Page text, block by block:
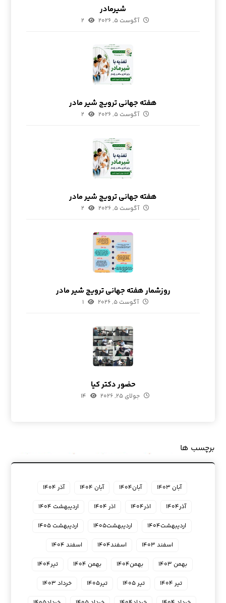
شیرمادر
آگوست ۵, ۲۰۲۶ ۲
هفته جهانی ترویج شیر مادر
آگوست ۵, ۲۰۲۶ ۲
هفته جهانی ترویج شیر مادر
آگوست ۵, ۲۰۲۶ ۲
روزشمار هفته جهانی ترویج شیر مادر
آگوست ۵, ۲۰۲۶ ۱
حضور دکتر کیا
جولای ۲۵, ۲۰۲۶ ۱۴
برچسب ها
آبان ۱۴۰۳ آبان۱۴۰۴ آبان ۱۴۰۴
آذر ۱۴۰۴
آذر۱۴۰۴
اذر۱۴۰۴ اذر ۱۴۰۴
اردیبهشت ۱۴۰۴
اردیبهشت۱۴۰۴
اردیبهشت۱۴۰۵
اردیبهشت ۱۴۰۵
اسفند ۱۴۰۳
اسفند۱۴۰۴
اسفند ۱۴۰۴
بهمن ۱۴۰۳
بهمن۱۴۰۴ بهمن ۱۴۰۴
تیر۱۴۰۴
تیر ۱۴۰۴
تیر ۱۴۰۵ تیر۱۴۰۵
خرداد ۱۴۰۳